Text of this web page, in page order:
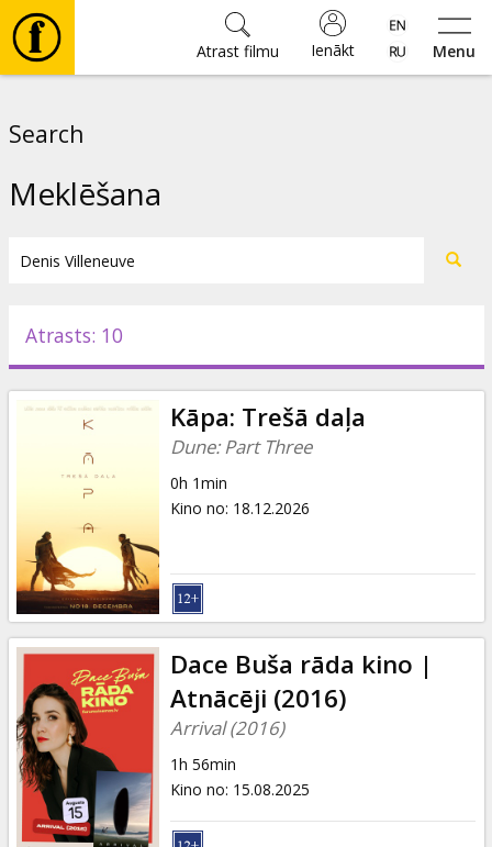
Menu
Ienākt
Atrast filmu
Pasākumi
Ziņas
Dāvanu
kartes
Uzkodas
B2B
Kino
Klubs
Search
Meklēšana
Atrasts: 10
Kāpa: Trešā daļa
Dune: Part Three
0h 1min
Kino no: 18.12.2026
Dace Buša rāda kino |
Atnācēji (2016)
Arrival (2016)
1h 56min
Kino no: 15.08.2025